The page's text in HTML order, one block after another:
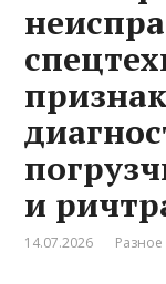
и
14.07.2026 Разное